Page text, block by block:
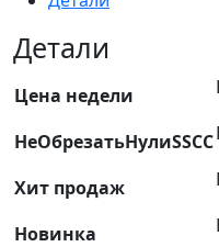
топливный
сепаратора
ЕЕ780551/00530/50
Евроэлемент
Детали
Цена недели
НеОбрезатьНулиSSCC
Хит продаж
Новинка